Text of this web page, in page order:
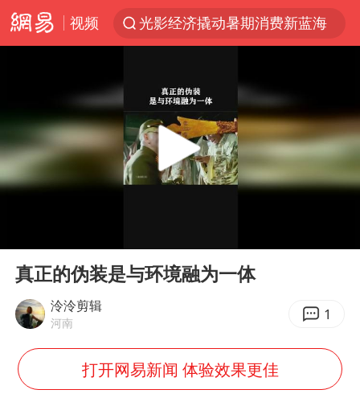
视频
光影经济撬动暑期消费新蓝海
“新疆的交警怎么个个像我妈”
WTT横滨冠军赛国乒女单三将晋级四强
西湖突现狂风暴雨 游客瞬间被浇透
情侣在平潭拍日出时坠崖致一死一伤
白海豚将正面袭击贯穿浙江
酒店回应车内过夜被收150元
商场现钱学森巨幅海报 负责人回应
Play
真正的伪装是与环境融为一体
泠泠剪辑
河南 1
打开网易新闻 体验效果更佳